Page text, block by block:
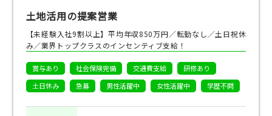
土地活用の提案営業
【未経験入社9割以上】平均年収850万円／転勤なし／土日祝休
み／業界トップクラスのインセンティブ支給！
賞与あり 社会保険完備 交通費支給
研修あり
土日休み
急募 男性活躍中 女性活躍中 学歴不問